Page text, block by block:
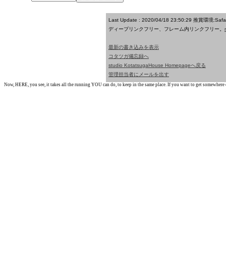
Last Update : 2020/04/18 23:50:29 推賞環境
ディープリンクフリー、フレーム内リンクフリー。
最新の書き込みを表示
コタツガ備忘録へ
studio KotatsugaHouse Homepageへ戻る
管理担当者にメールを出す
Now, HERE, you see, it takes all the running YOU can do, to keep in the same place. If you want to get